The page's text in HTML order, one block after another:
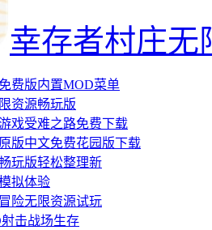
幸存者村庄无
费版内置MOD菜单
资源畅玩版
戏受难之路免费下载
版中文免费花园版下载
玩版轻松整理新
拟体验
险无限资源试玩
击战场生存